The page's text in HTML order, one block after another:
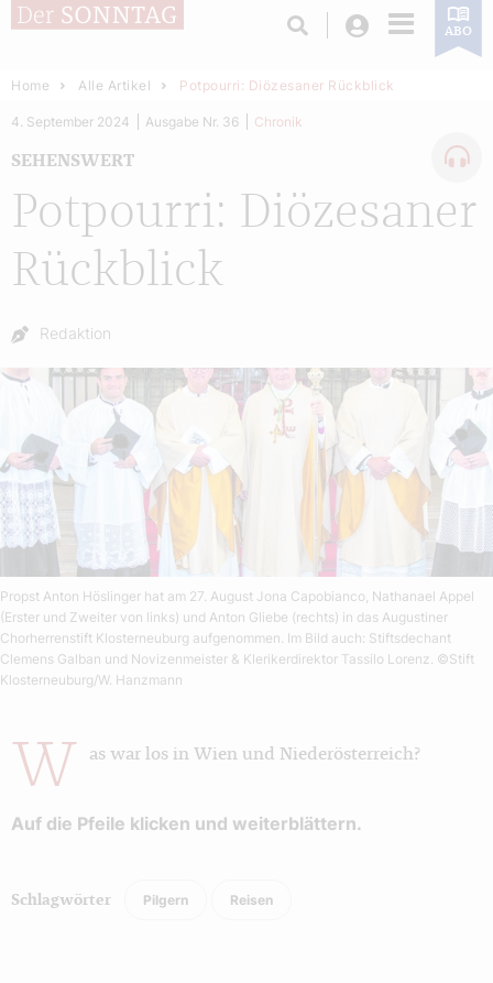
Login ABO
Home Alle Artikel Potpourri: Diözesaner Rückblick
Potpourri: Diözesaner
Rückblick
SEHENSWERT
4. September 2024 Ausgabe Nr. 36 Chronik
Autor:
Redaktion
Propst Anton Höslinger hat am 27. August Jona Capobianco, Nathanael Appel
(Erster und Zweiter von links) und Anton Gliebe (rechts) in das Augustiner
Chorherrenstift Klosterneuburg aufgenommen. Im Bild auch: Stiftsdechant
Clemens Galban und Novizenmeister & Klerikerdirektor Tassilo Lorenz. ©Stift
Klosterneuburg/W. Hanzmann
W as war los in Wien und Niederösterreich?
Auf die Pfeile klicken und weiterblättern.
Schlagwörter Pilgern Reisen